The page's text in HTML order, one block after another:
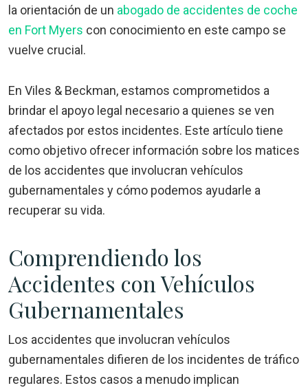
la orientación de un abogado de accidentes de coche
en Fort Myers con conocimiento en este campo se
vuelve crucial.
En Viles & Beckman, estamos comprometidos a
brindar el apoyo legal necesario a quienes se ven
afectados por estos incidentes. Este artículo tiene
como objetivo ofrecer información sobre los matices
de los accidentes que involucran vehículos
gubernamentales y cómo podemos ayudarle a
recuperar su vida.
Comprendiendo los
Accidentes con Vehículos
Gubernamentales
Los accidentes que involucran vehículos
gubernamentales difieren de los incidentes de tráfico
regulares. Estos casos a menudo implican